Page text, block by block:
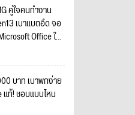
คู่ใจคนทำงาน
เบาแบตอึด จอ
Office ใน
บาท เบาพกง่าย
ท้! ชอบแบบไหน